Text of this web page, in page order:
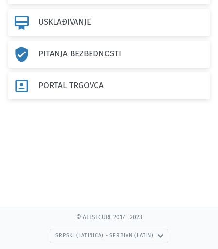
 USKLAĐIVANJE
 PITANJA BEZBEDNOSTI
 PORTAL TRGOVCA
© ALLSECURE 2017 - 2023
SRPSKI (LATINICA) - SERBIAN (LATIN)